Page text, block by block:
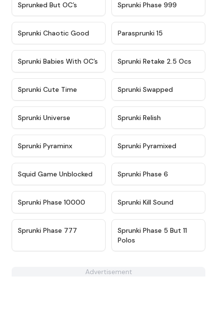
Sprunked But OC’s Sprunki Phase 999
★ 4.7
Sprunki Chaotic Good Parasprunki 15
★ 4.8
Sprunki Babies With OC’s ★ 4.6
Sprunki Retake 2.5 Ocs
Sprunki Cute Time Sprunki Swapped
Sprunki Universe Sprunki Relish
Sprunki Pyraminx Sprunki Pyramixed
★ 4.6
Squid Game Unblocked Sprunki Phase 6
★
Sprunki Phase 10000 Sprunki Kill Sound
Sprunki Phase 777 ★ 4.4
Sprunki Phase 5 But 11
Polos
Advertisement